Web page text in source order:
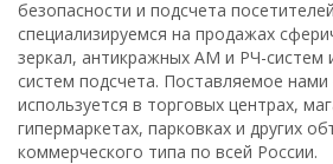
безопасности и подсчета
специализируемся на продажах
зеркал, антикражных АМ и РЧ-систем
систем подсчета. Поставляемое
используется в торговых центрах,
гипермаркетах, парковках и других
коммерческого типа по всей России.